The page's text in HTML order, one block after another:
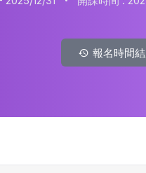
報名時間